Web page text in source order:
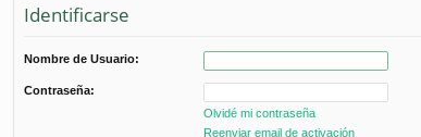
rá
Identificarse
Nombre de Usuario:
Contraseña:
Olvidé mi contraseña
Reenviar email de activación